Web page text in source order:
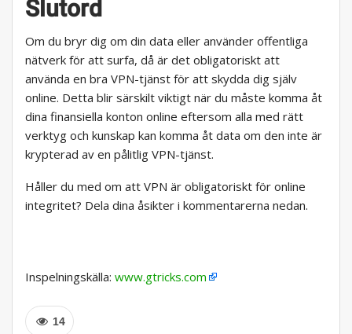
Slutord
Om du bryr dig om din data eller använder offentliga
nätverk för att surfa, då är det obligatoriskt att
använda en bra VPN-tjänst för att skydda dig själv
online. Detta blir särskilt viktigt när du måste komma åt
dina finansiella konton online eftersom alla med rätt
verktyg och kunskap kan komma åt data om den inte är
krypterad av en pålitlig VPN-tjänst.
Håller du med om att VPN är obligatoriskt för online
integritet? Dela dina åsikter i kommentarerna nedan.
Inspelningskälla: www.gtricks.com
14